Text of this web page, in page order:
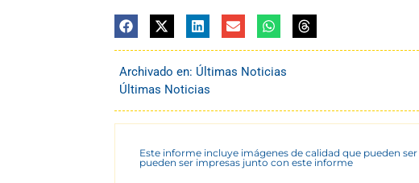
Archivado en: Últimas Noticias
Últimas Noticias
Este informe incluye imágenes de calidad que pueden
pueden ser impresas junto con este informe